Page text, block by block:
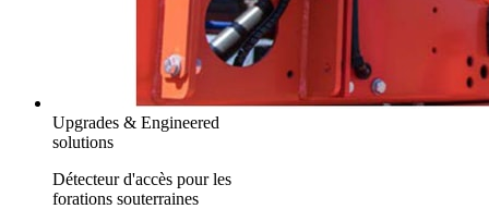
Upgrades & Engineered
solutions
Détecteur d'accès pour les
forations souterraines